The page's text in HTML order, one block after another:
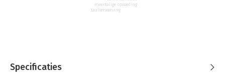
interessante feiten met verstrekkende implicaties en is een
meertalige opvoeding
taalverwerving
Specificaties